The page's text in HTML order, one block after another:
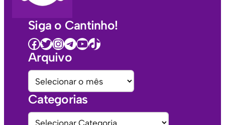
Siga o Cantinho!
Facebook Twitter InstagramTelegramYoutube TikTok
Arquivo
A
r
q
u
Categorias
C